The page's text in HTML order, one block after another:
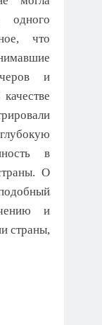
одного
что
и
в
О
и
страны,